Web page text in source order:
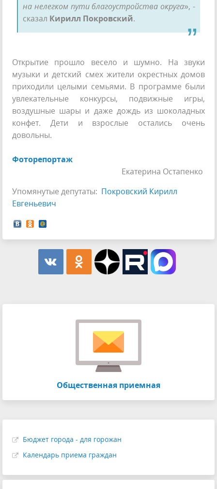
на нелегком пути благоустройства округа», -
сказал Кирилл Покровский.
Открытие прошло весело и шумно. На звуки
музыки и детский смех жители окрестных домов
приходили целыми семьями. В программе были
увлекательные конкурсы, подвижные игры,
воздушные шары и даже дождь из шоколадных
конфет. Дети и взрослые остались очень
довольны.
Фоторепортаж
Екатерина Остапенко
Упомянутые депутаты: Покровский Кирилл
Евгеньевич
Общественная приемная
Бюджет города - для горожан
Календарь приема граждан